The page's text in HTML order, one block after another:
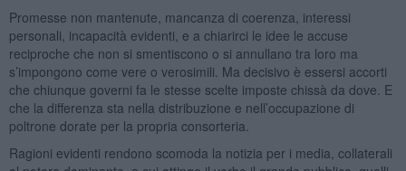
Promesse non mantenute, mancanza di coerenza, interessi
personali, incapacità evidenti, e a chiarirci le idee le accuse
reciproche che non si smentiscono o si annullano tra loro ma
s’impongono come vere o verosimili. Ma decisivo è essersi accorti
che chiunque governi fa le stesse scelte imposte chissà da dove. E
che la differenza sta nella distribuzione e nell’occupazione di
poltrone dorate per la propria consorteria.
Ragioni evidenti rendono scomoda la notizia per i media, collaterali